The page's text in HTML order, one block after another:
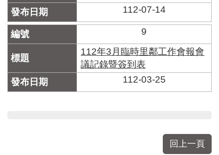
112-07-14
9
112年3月臨時里鄰工作會報會
議記錄暨簽到表
112-03-25
回上一頁